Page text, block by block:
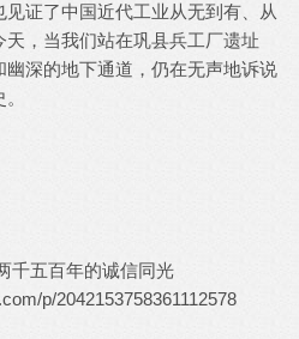
证了中国近代工业从无到有、从
，当我们站在巩县兵工厂遗址
深的地下通道，仍在无声地诉说
千五百年的诚信同光
p/2042153758361112578